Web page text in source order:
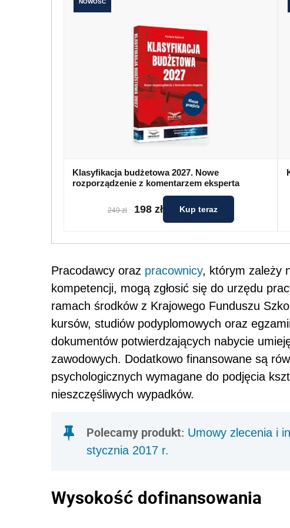
NOWOŚĆ
Klasyfikacja budżetowa 2027. Nowe
rozporządzenie z komentarzem eksperta
249 zł 198 zł Kup teraz
Pracodawcy oraz pracownicy, którym zależy
kompetencji, mogą zgłosić się do urzędu
ramach środków z Krajowego Funduszu
kursów, studiów podyplomowych oraz
dokumentów potwierdzających nabycie
zawodowych. Dodatkowo finansowane są
psychologicznych wymagane do podjęcia
nieszczęśliwych wypadków.
Polecamy produkt: Umowy zlecenia i
stycznia 2017 r.
Wysokość dofinansowania